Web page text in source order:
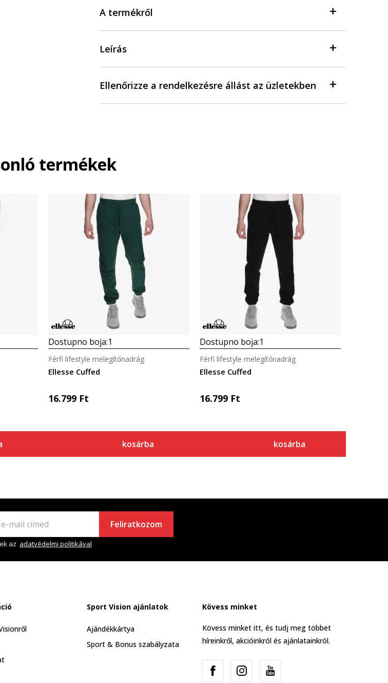
A termékről
Leírás
Ellenőrizze a rendelkezésre állást az üzletekben
termékek
Dostupno boja:1
Ellesse Cuffed
Férfi lifestyle melegítőnadrág
16.799 Ft
kosárba
Dostupno boja:1
Ellesse Cuffed
Férfi lifestyle melegítőnadrág
16.799 Ft
kosárba
Feliratkozom
az adatvédelmi politikával
Sport Vision ajánlatok
Ajándékkártya
Sport & Bonus szabályzata
Kövess minket
Kövess minket itt, és tudj meg többet
híreinkről, akcióinkról és ajánlatainkról.